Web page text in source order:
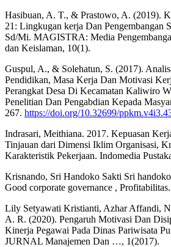
Hasibuan, A. T., & Prastowo, A. (2019).
21: Lingkugan kerja Dan Pengembangan
Sd/Mi. MAGISTRA: Media
dan Keislaman, 10(1).
Guspul, A., & Solehatun, S. (2017).
Pendidikan, Masa Kerja Dan Motivasi
Perangkat Desa Di Kecamatan Kaliwiro
Penelitian Dan Pengabdian Kepada
267. https://doi.org/10.32699/
Indrasari, Meithiana. 2017. Kepuasan
Tinjauan dari Dimensi Iklim Organisasi,
Karakteristik Pekerjaan. Indomedia
Krisnando, Sri Handoko Sakti Sri
Good corporate governance ,
Lily Setyawati Kristianti, Azhar Affandi,
A. R. (2020). Pengaruh Motivasi Dan
Kinerja Pegawai Pada Dinas Pariwisata
JURNAL Manajemen Dan …, 1(2017).